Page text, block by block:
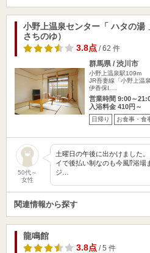
小野上温泉センター「 ハタの
さちのゆ）
3.8点/ 62 件
群馬県 / 渋川市
小野上温泉駅109m
JR吾妻線「小野上温
伊香保I.…
営業時間 9:00～
入浴料金 410円～
日帰り お食事・食
50代～
女性
土曜日の午後に出かけました
イで後払い制なのも今風⁉︎浴場
ジ…
関連情報から探す
龍鳴館
3.8点/ 5 件